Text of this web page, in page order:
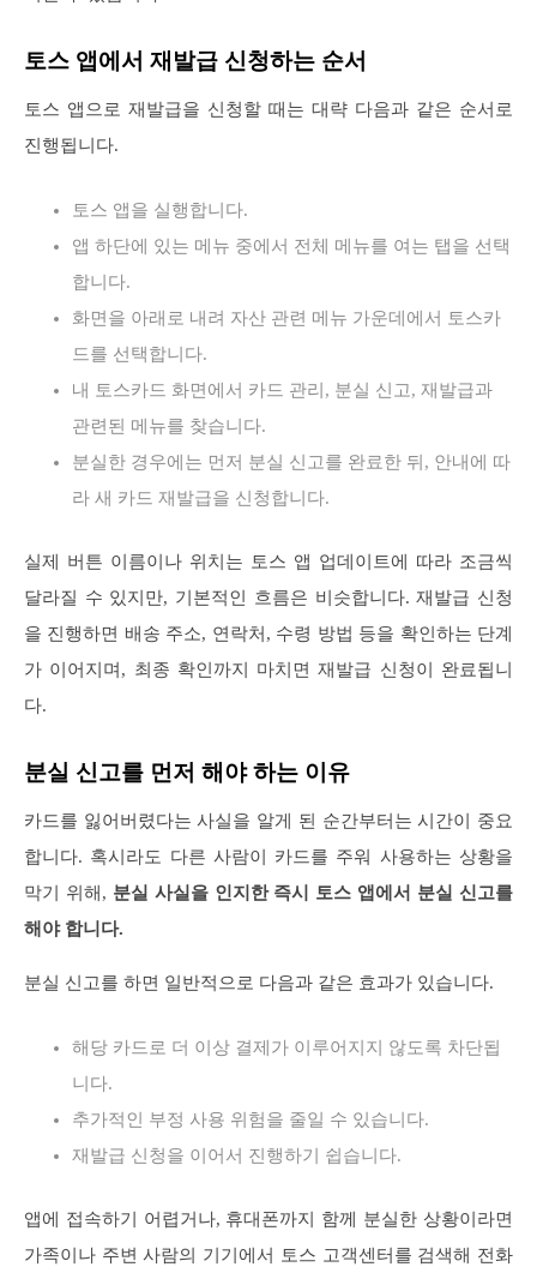
토스 앱에서 재발급 신청하는 순서
토스 앱으로 재발급을 신청할 때는 대략 다음과 같은 순서로
진행됩니다.
토스 앱을 실행합니다.
앱 하단에 있는 메뉴 중에서 전체 메뉴를 여는 탭을 선택
합니다.
화면을 아래로 내려 자산 관련 메뉴 가운데에서 토스카
드를 선택합니다.
내 토스카드 화면에서 카드 관리, 분실 신고, 재발급과
관련된 메뉴를 찾습니다.
분실한 경우에는 먼저 분실 신고를 완료한 뒤, 안내에 따
라 새 카드 재발급을 신청합니다.
실제 버튼 이름이나 위치는 토스 앱 업데이트에 따라 조금씩
달라질 수 있지만, 기본적인 흐름은 비슷합니다. 재발급 신청
을 진행하면 배송 주소, 연락처, 수령 방법 등을 확인하는 단계
가 이어지며, 최종 확인까지 마치면 재발급 신청이 완료됩니
다.
분실 신고를 먼저 해야 하는 이유
카드를 잃어버렸다는 사실을 알게 된 순간부터는 시간이 중요
합니다. 혹시라도 다른 사람이 카드를 주워 사용하는 상황을
막기 위해, 분실 사실을 인지한 즉시 토스 앱에서 분실 신고를
해야 합니다.
분실 신고를 하면 일반적으로 다음과 같은 효과가 있습니다.
해당 카드로 더 이상 결제가 이루어지지 않도록 차단됩
니다.
추가적인 부정 사용 위험을 줄일 수 있습니다.
재발급 신청을 이어서 진행하기 쉽습니다.
앱에 접속하기 어렵거나, 휴대폰까지 함께 분실한 상황이라면
가족이나 주변 사람의 기기에서 토스 고객센터를 검색해 전화